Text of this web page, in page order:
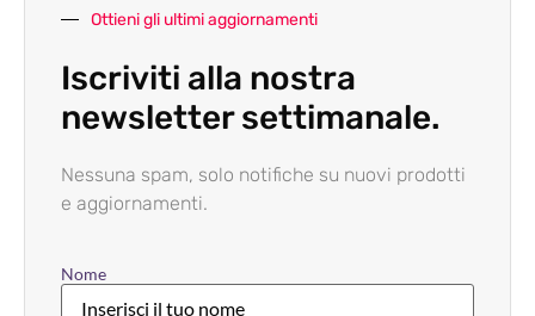
Ottieni gli ultimi aggiornamenti
Iscriviti alla nostra
newsletter settimanale.
Nessuna spam, solo notifiche su nuovi prodotti
e aggiornamenti.
Nome